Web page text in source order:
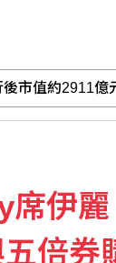
市值約2911億
過關心食安
席伊
倍券